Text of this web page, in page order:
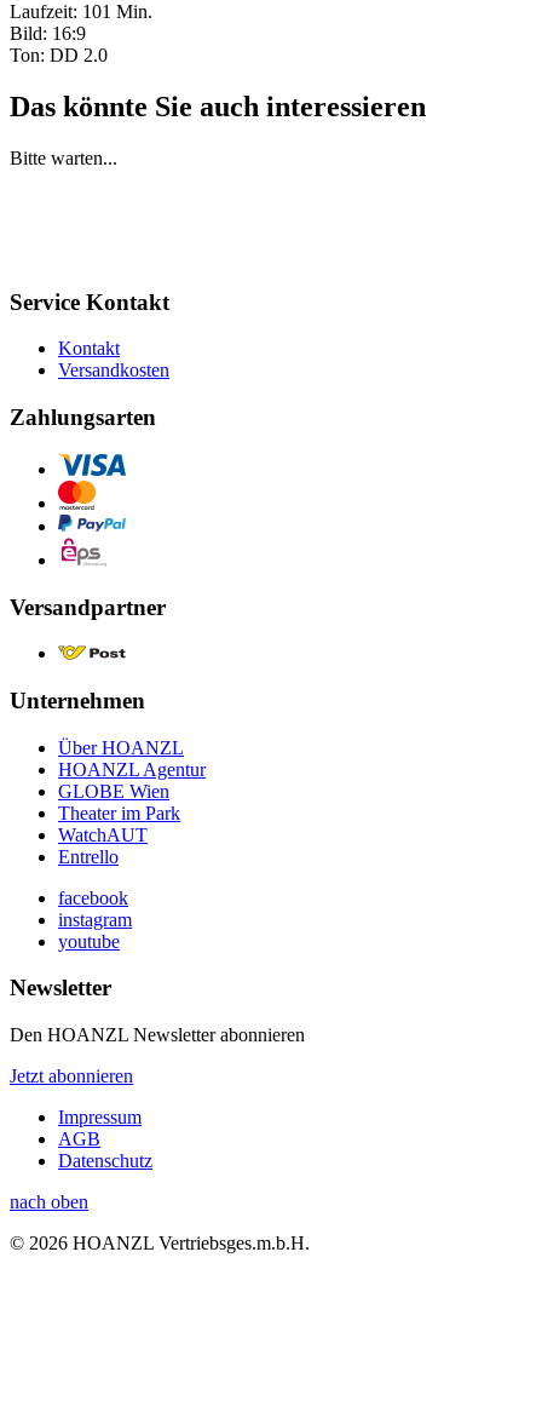
Laufzeit: 101 Min.
Bild: 16:9
Ton: DD 2.0
Das könnte Sie auch interessieren
Bitte warten...
Service Kontakt
Kontakt
Versandkosten
Zahlungsarten
Versandpartner
Unternehmen
Über HOANZL
HOANZL Agentur
GLOBE Wien
Theater im Park
WatchAUT
Entrello
facebook
instagram
youtube
Newsletter
Den HOANZL Newsletter abonnieren
Jetzt abonnieren
Impressum
AGB
Datenschutz
nach oben
© 2026 HOANZL Vertriebsges.m.b.H.